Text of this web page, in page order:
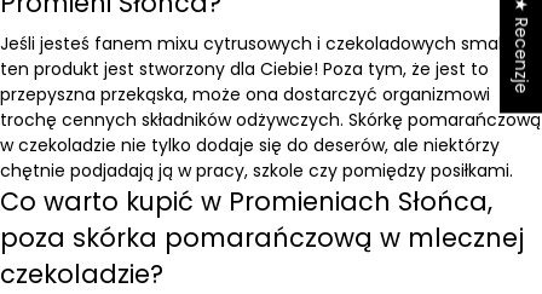
Jeśli jesteś fanem mixu cytrusowych i czekoladowych smaków,
ten produkt jest stworzony dla Ciebie! Poza tym, że jest to
przepyszna przekąska, może ona dostarczyć organizmowi
trochę cennych składników odżywczych. Skórkę pomarańczową
w czekoladzie nie tylko dodaje się do deserów, ale niektórzy
chętnie podjadają ją w pracy, szkole czy pomiędzy posiłkami.
Co warto kupić w Promieniach Słońca,
poza skórka pomarańczową w mlecznej
czekoladzie?
★ Recenzje